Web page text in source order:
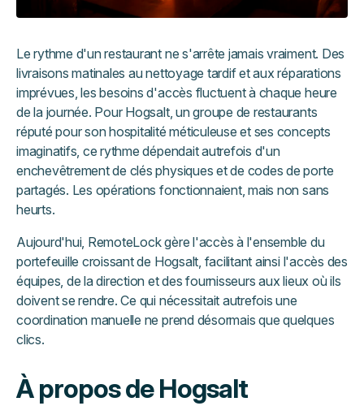
Le rythme d'un restaurant ne s'arrête jamais vraiment. Des
livraisons matinales au nettoyage tardif et aux réparations
imprévues, les besoins d'accès fluctuent à chaque heure
de la journée. Pour Hogsalt, un groupe de restaurants
réputé pour son hospitalité méticuleuse et ses concepts
imaginatifs, ce rythme dépendait autrefois d'un
enchevêtrement de clés physiques et de codes de porte
partagés. Les opérations fonctionnaient, mais non sans
heurts.
Aujourd'hui, RemoteLock gère l'accès à l'ensemble du
portefeuille croissant de Hogsalt, facilitant ainsi l'accès des
équipes, de la direction et des fournisseurs aux lieux où ils
doivent se rendre. Ce qui nécessitait autrefois une
coordination manuelle ne prend désormais que quelques
clics.
À propos de Hogsalt